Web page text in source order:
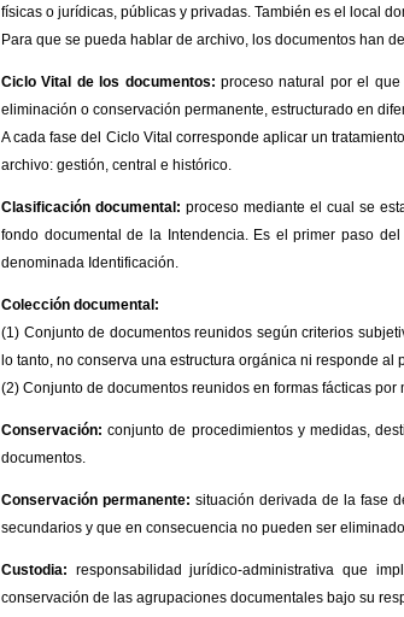
físicas o jurídicas, públicas y privadas. También es el local
Para que se pueda hablar de archivo, los documentos han
Ciclo Vital de los documentos: proceso natural por el
eliminación o conservación permanente, estructurado en
A cada fase del Ciclo Vital corresponde aplicar un
archivo: gestión, central e histórico.
Clasificación documental: proceso mediante el cual se
fondo documental de la Intendencia. Es el primer paso
denominada Identificación.
Colección documental:
(1) Conjunto de documentos reunidos según criterios
lo tanto, no conserva una estructura orgánica ni responde al
(2) Conjunto de documentos reunidos en formas fácticas
Conservación: conjunto de procedimientos y medidas,
documentos.
Conservación permanente: situación derivada de la fase
secundarios y que en consecuencia no pueden ser
Custodia: responsabilidad jurídico-administrativa que
conservación de las agrupaciones documentales bajo su